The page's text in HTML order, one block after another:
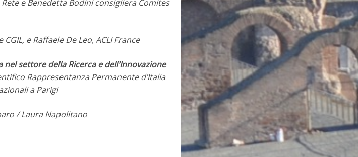
e Benedetta Bodini consigliera Comites
e Raffaele De Leo, ACLI France
nel settore della Ricerca e dell’Innovazione
Rappresentanza Permanente d’Italia
a Parigi
/ Laura Napolitano